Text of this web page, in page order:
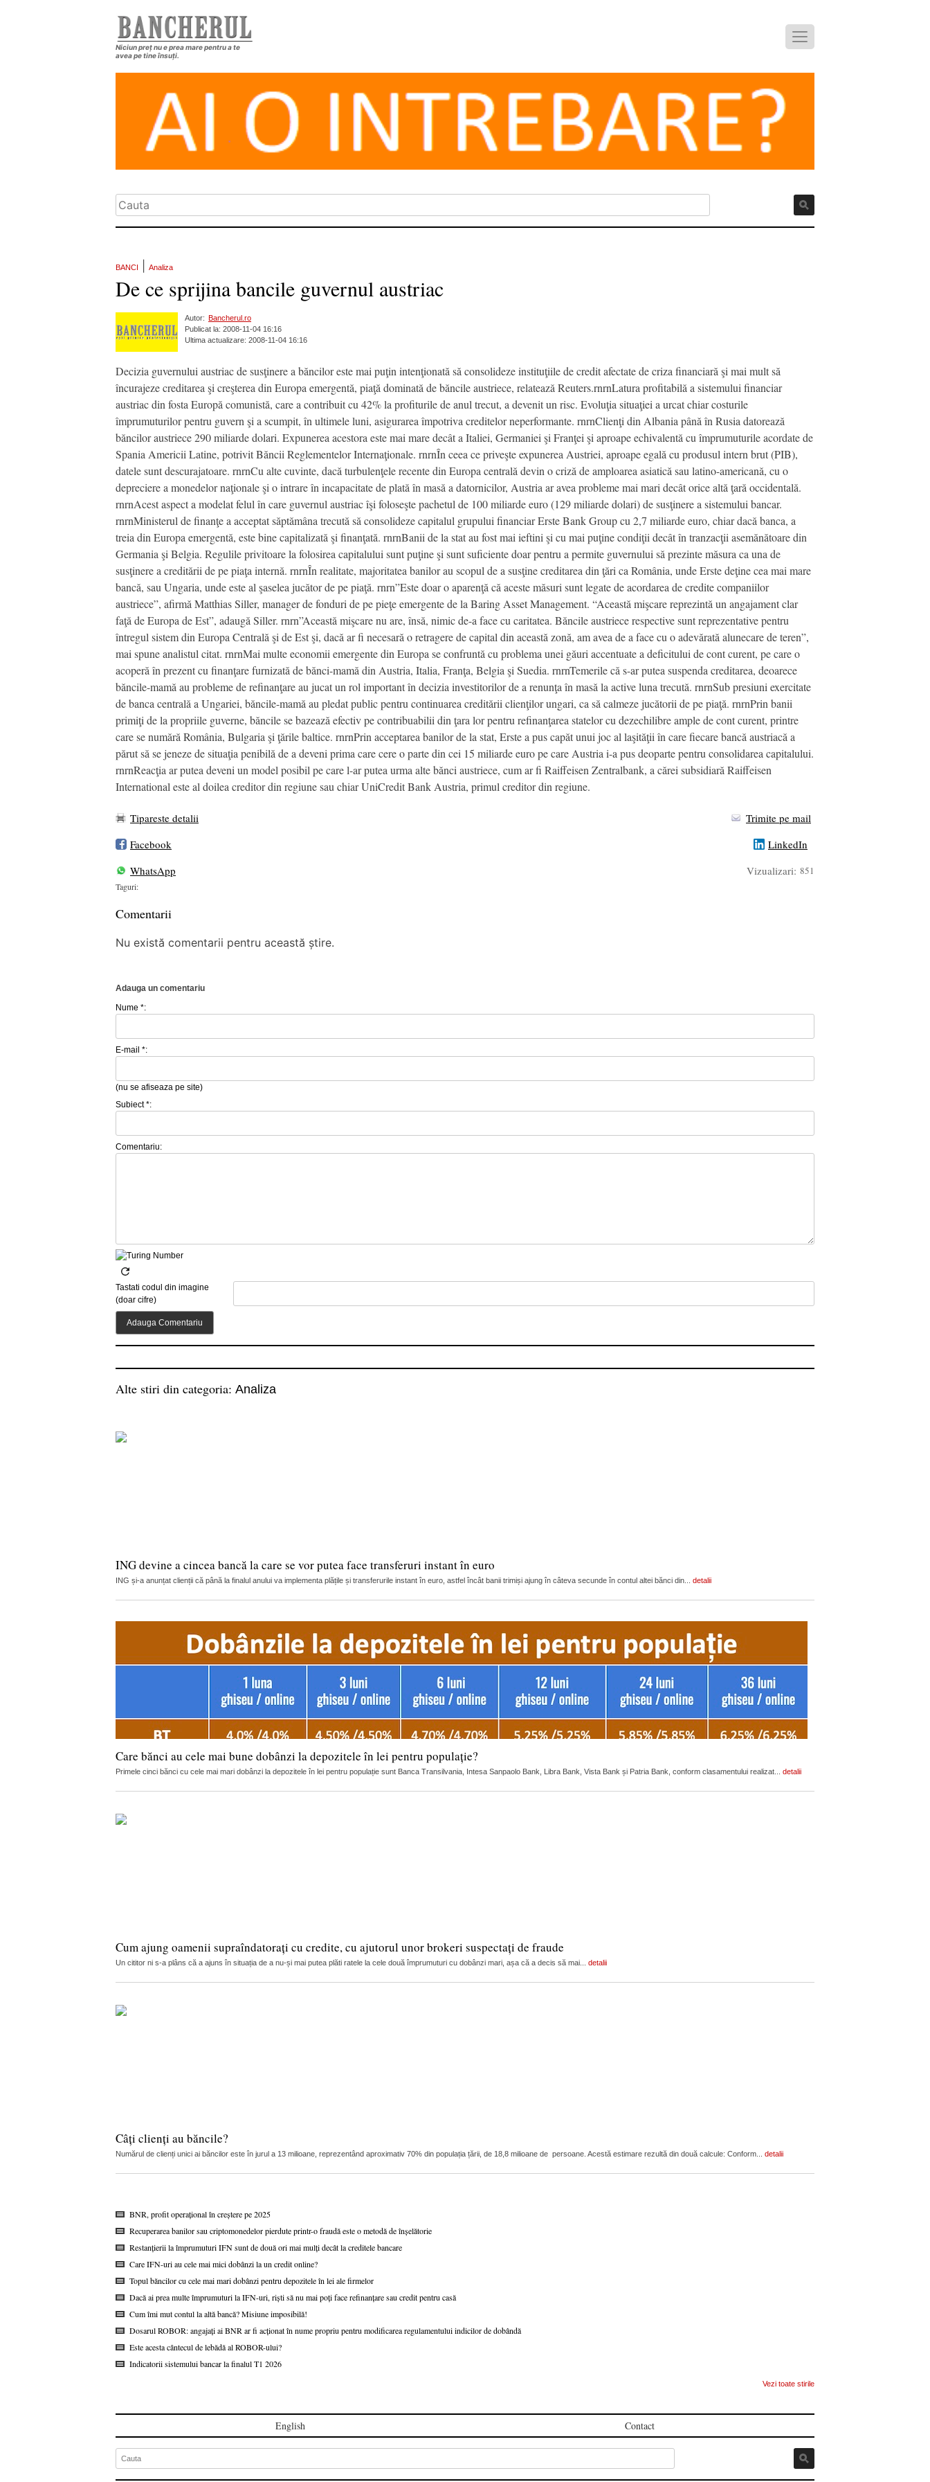
Niciun preț nu e prea mare pentru a te
avea pe tine însuți.
BANCI Analiza
De ce sprijina bancile guvernul austriac
Autor:
Bancherul.ro
Publicat la: 2008-11-04 16:16
Ultima actualizare: 2008-11-04 16:16
Decizia guvernului austriac de susţinere a băncilor este mai puţin intenţionată să consolideze instituţiile de credit afectate de criza financiară şi mai mult să
încurajeze creditarea şi creşterea din Europa emergentă, piaţă dominată de băncile austriece, relatează Reuters.rnrnLatura profitabilă a sistemului financiar
austriac din fosta Europă comunistă, care a contribuit cu 42% la profiturile de anul trecut, a devenit un risc. Evoluţia situaţiei a urcat chiar costurile
împrumuturilor pentru guvern şi a scumpit, în ultimele luni, asigurarea împotriva creditelor neperformante. rnrnClienţi din Albania până în Rusia datorează
băncilor austriece 290 miliarde dolari. Expunerea acestora este mai mare decât a Italiei, Germaniei şi Franţei şi aproape echivalentă cu împrumuturile acordate de
Spania Americii Latine, potrivit Băncii Reglementelor Internaţionale. rnrnÎn ceea ce priveşte expunerea Austriei, aproape egală cu produsul intern brut (PIB),
datele sunt descurajatoare. rnrnCu alte cuvinte, dacă turbulenţele recente din Europa centrală devin o criză de amploarea asiatică sau latino-americană, cu o
depreciere a monedelor naţionale şi o intrare în incapacitate de plată în masă a datornicilor, Austria ar avea probleme mai mari decât orice altă ţară occidentală.
rnrnAcest aspect a modelat felul în care guvernul austriac îşi foloseşte pachetul de 100 miliarde euro (129 miliarde dolari) de susţinere a sistemului bancar.
rnrnMinisterul de finanţe a acceptat săptămâna trecută să consolideze capitalul grupului financiar Erste Bank Group cu 2,7 miliarde euro, chiar dacă banca, a
treia din Europa emergentă, este bine capitalizată şi finanţată. rnrnBanii de la stat au fost mai ieftini şi cu mai puţine condiţii decât în tranzacţii asemănătoare din
Germania şi Belgia. Regulile privitoare la folosirea capitalului sunt puţine şi sunt suficiente doar pentru a permite guvernului să prezinte măsura ca una de
susţinere a creditării de pe piaţa internă. rnrnÎn realitate, majoritatea banilor au scopul de a susţine creditarea din ţări ca România, unde Erste deţine cea mai mare
bancă, sau Ungaria, unde este al şaselea jucător de pe piaţă. rnrn”Este doar o aparenţă că aceste măsuri sunt legate de acordarea de credite companiilor
austriece”, afirmă Matthias Siller, manager de fonduri de pe pieţe emergente de la Baring Asset Management. “Această mişcare reprezintă un angajament clar
faţă de Europa de Est”, adaugă Siller. rnrn”Această mişcare nu are, însă, nimic de-a face cu caritatea. Băncile austriece respective sunt reprezentative pentru
întregul sistem din Europa Centrală şi de Est şi, dacă ar fi necesară o retragere de capital din această zonă, am avea de a face cu o adevărată alunecare de teren”,
mai spune analistul citat. rnrnMai multe economii emergente din Europa se confruntă cu problema unei găuri accentuate a deficitului de cont curent, pe care o
acoperă în prezent cu finanţare furnizată de bănci-mamă din Austria, Italia, Franţa, Belgia şi Suedia. rnrnTemerile că s-ar putea suspenda creditarea, deoarece
băncile-mamă au probleme de refinanţare au jucat un rol important în decizia investitorilor de a renunţa în masă la active luna trecută. rnrnSub presiuni exercitate
de banca centrală a Ungariei, băncile-mamă au pledat public pentru continuarea creditării clienţilor ungari, ca să calmeze jucătorii de pe piaţă. rnrnPrin banii
primiţi de la propriile guverne, băncile se bazează efectiv pe contribuabilii din ţara lor pentru refinanţarea statelor cu dezechilibre ample de cont curent, printre
care se numără România, Bulgaria şi ţările baltice. rnrnPrin acceptarea banilor de la stat, Erste a pus capăt unui joc al laşităţii în care fiecare bancă austriacă a
părut să se jeneze de situaţia penibilă de a deveni prima care cere o parte din cei 15 miliarde euro pe care Austria i-a pus deoparte pentru consolidarea capitalului.
rnrnReacţia ar putea deveni un model posibil pe care l-ar putea urma alte bănci austriece, cum ar fi Raiffeisen Zentralbank, a cărei subsidiară Raiffeisen
International este al doilea creditor din regiune sau chiar UniCredit Bank Austria, primul creditor din regiune.
Tipareste detalii
Trimite pe mail
Facebook
LinkedIn
WhatsApp
Vizualizari: 851
Taguri:
Comentarii
Nu există comentarii pentru această știre.
Adauga un comentariu
Nume *:
E-mail *:
(nu se afiseaza pe site)
Subiect *:
Comentariu:
Tastati codul din imagine
(doar cifre)
Alte stiri din categoria: Analiza
ING devine a cincea bancă la care se vor putea face transferuri instant în euro
ING și-a anunțat clienții că până la finalul anului va implementa plățile și transferurile instant în euro, astfel încât banii trimiși ajung în câteva secunde în contul altei bănci din... detalii
Care bănci au cele mai bune dobânzi la depozitele în lei pentru populație?
Primele cinci bănci cu cele mai mari dobânzi la depozitele în lei pentru populație sunt Banca Transilvania, Intesa Sanpaolo Bank, Libra Bank, Vista Bank și Patria Bank, conform clasamentului realizat... detalii
Cum ajung oamenii supraîndatorați cu credite, cu ajutorul unor brokeri suspectați de fraude
Un cititor ni s-a plâns că a ajuns în situația de a nu-și mai putea plăti ratele la cele două împrumuturi cu dobânzi mari, așa că a decis să mai... detalii
Câți clienți au băncile?
Numărul de clienți unici ai băncilor este în jurul a 13 milioane, reprezentând aproximativ 70% din populația țării, de 18,8 milioane de persoane. Acestă estimare rezultă din două calcule: Conform... detalii
BNR, profit operațional în creștere pe 2025
Recuperarea banilor sau criptomonedelor pierdute printr-o fraudă este o metodă de înșelătorie
Restanțierii la împrumuturi IFN sunt de două ori mai mulți decât la creditele bancare
Care IFN-uri au cele mai mici dobânzi la un credit online?
Topul băncilor cu cele mai mari dobânzi pentru depozitele în lei ale firmelor
Dacă ai prea multe împrumuturi la IFN-uri, riști să nu mai poți face refinanțare sau credit pentru casă
Cum îmi mut contul la altă bancă? Misiune imposibilă!
Dosarul ROBOR: angajați ai BNR ar fi acționat în nume propriu pentru modificarea regulamentului indicilor de dobândă
Este acesta cântecul de lebădă al ROBOR-ului?
Indicatorii sistemului bancar la finalul T1 2026
Vezi toate stirile
English Contact